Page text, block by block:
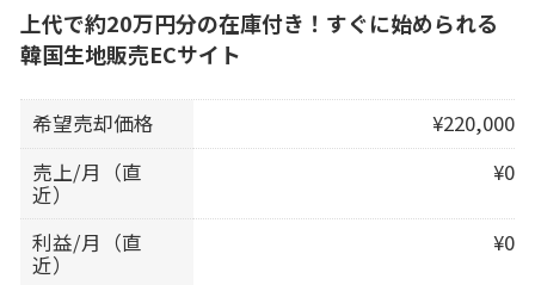
上代で約20万円分の在庫付き！すぐに始められる
韓国生地販売ECサイト
希望売却価格
¥220,000
売上/月（直
近）
¥0
利益/月（直
近）
¥0